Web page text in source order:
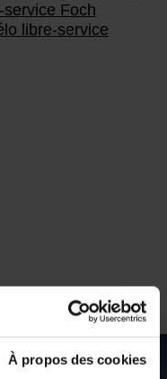
À propos des cookies
Foch
libre-service
voyage